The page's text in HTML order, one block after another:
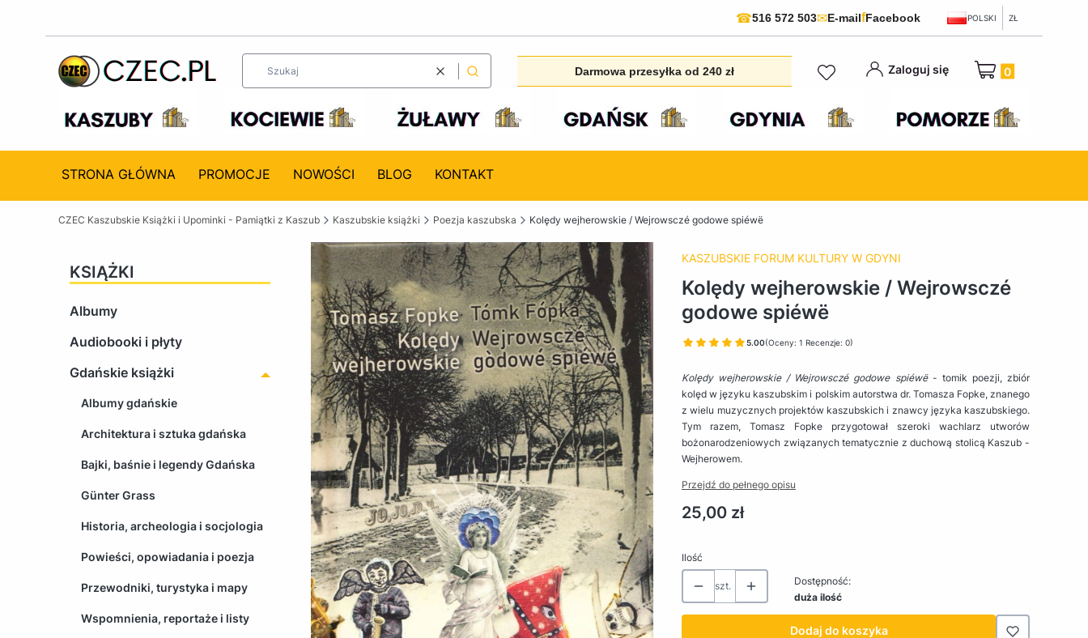
☎516 572 503✉E-mailfFacebook POLSKI ZŁ
WyczyśćSzukaj Darmowa przesyłka od 240 zł Zaloguj się Produkty w
STRONA GŁÓWNA PROMOCJE NOWOŚCI BLOG KONTAKT
CZEC Kaszubskie Książki i Upominki - Pamiątki z Kaszub Kaszubskie książki Poezja kaszubska Kolędy wejherowskie / Wejrowsczé godowe spiéwë
KSIĄŻKI
Albumy
Audiobooki i płyty
Gdańskie książki
Albumy gdańskie
Architektura i sztuka gdańska
Bajki, baśnie i legendy Gdańska
Günter Grass
Historia, archeologia i socjologia
Powieści, opowiadania i poezja
Przewodniki, turystyka i mapy
Wspomnienia, reportaże i listy
KASZUBSKIE FORUM KULTURY W GDYNI
Kolędy wejherowskie / Wejrowsczé
godowe spiéwë
5.00(Oceny: 1 Recenzje: 0)
Kolędy wejherowskie / Wejrowsczé godowe spiéwë- tomik poezji, zbiór
kolęd w języku kaszubskim i polskim autorstwa dr. Tomasza Fopke, znanego
z wielu muzycznych projektów kaszubskich i znawcy języka kaszubskiego.
Tym razem, Tomasz Fopke przygotował szeroki wachlarz utworów
bożonarodzeniowych związanych tematycznie z duchową stolicą Kaszub -
Wejherowem.
Przejdź do pełnego opisu
Cena
25,00 zł
Ilość
szt.
Dostępność:
duża ilość
Dodaj do koszyka